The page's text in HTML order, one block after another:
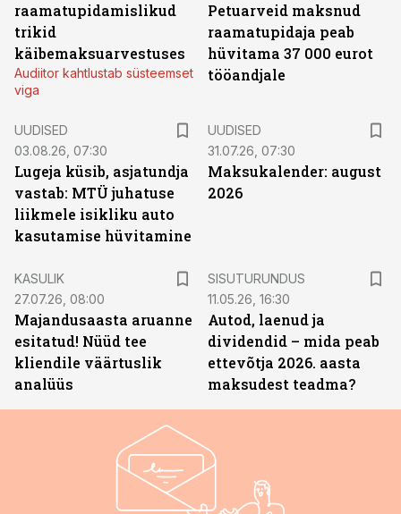
raamatupidamislikud
trikid
käibemaksuarvestuses
Audiitor kahtlustab süsteemset
viga
Petuarveid maksnud
raamatupidaja peab
hüvitama 37 000 eurot
tööandjale
UUDISED
03.08.26, 07:30
Lugeja küsib, asjatundja
vastab: MTÜ juhatuse
liikmele isikliku auto
kasutamise hüvitamine
UUDISED
31.07.26, 07:30
Maksukalender: august
2026
KASULIK
27.07.26, 08:00
Majandusaasta aruanne
esitatud! Nüüd tee
kliendile väärtuslik
analüüs
SISUTURUNDUS
11.05.26, 16:30
Autod, laenud ja
dividendid – mida peab
ettevõtja 2026. aasta
maksudest teadma?